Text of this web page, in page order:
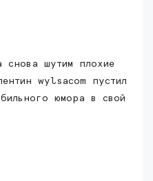
снова шутим плохие
wylsacom пустил
юмора в свой